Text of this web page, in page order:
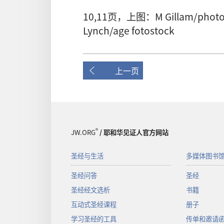
10,11页， 上图：M Gillam/
Lynch/age fotostock
上一页
JW.ORG®/ 耶和华见证人官方网站
圣经与生活
圣经问答
圣经经文选析
互动式圣经课程
学习圣经的工具
多媒体图书
圣经
书籍
册子
传单和邀请